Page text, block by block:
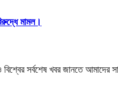
মামল।
সর্বশেষ খবর জানতে আমাদের